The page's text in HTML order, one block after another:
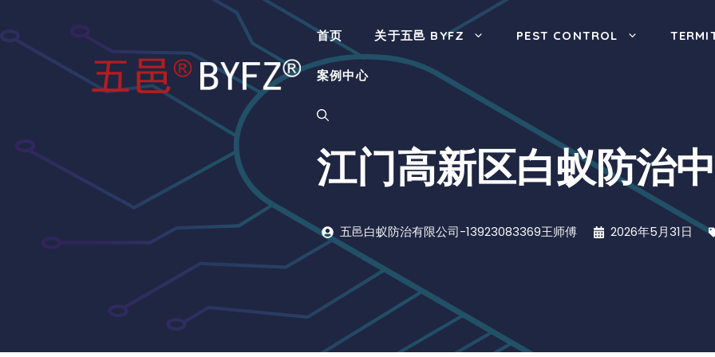
至
内
首页 关于五邑 BYFZ PEST CONTROL
案例中心
江门高新区白蚁防治
五邑白蚁防治有限公司-13923083369王师傅 2026年5月31日